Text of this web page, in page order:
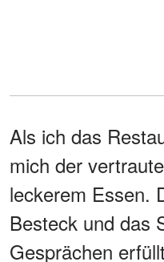
Als ich das
mich der
leckerem Essen.
Besteck und das
Gesprächen